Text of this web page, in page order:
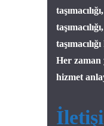
Her
hizmet